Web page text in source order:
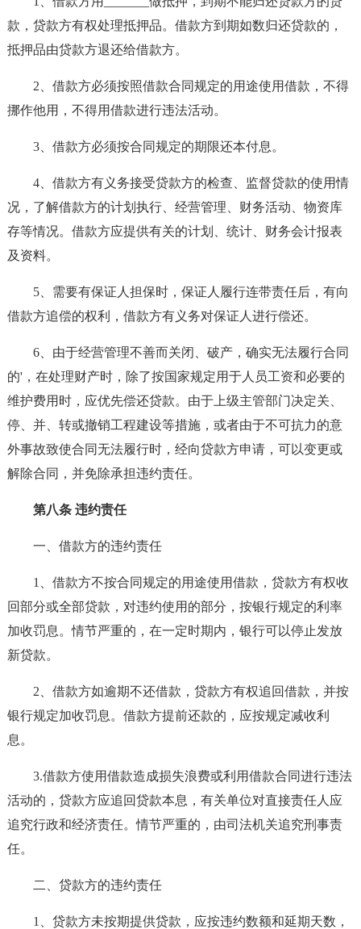
款，贷款方有权处理抵押品。借款方到期如数归还贷款的，
抵押品由贷款方退还给借款方。
2、借款方必须按照借款合同规定的用途使用借款，不得
挪作他用，不得用借款进行违法活动。
3、借款方必须按合同规定的期限还本付息。
4、借款方有义务接受贷款方的检查、监督贷款的使用情
况，了解借款方的计划执行、经营管理、财务活动、物资库
存等情况。借款方应提供有关的计划、统计、财务会计报表
及资料。
5、需要有保证人担保时，保证人履行连带责任后，有向
借款方追偿的权利，借款方有义务对保证人进行偿还。
6、由于经营管理不善而关闭、破产，确实无法履行合同
的'，在处理财产时，除了按国家规定用于人员工资和必要的
维护费用时，应优先偿还贷款。由于上级主管部门决定关、
停、并、转或撤销工程建设等措施，或者由于不可抗力的意
外事故致使合同无法履行时，经向贷款方申请，可以变更或
解除合同，并免除承担违约责任。
第八条 违约责任
一、借款方的违约责任
1、借款方不按合同规定的用途使用借款，贷款方有权收
回部分或全部贷款，对违约使用的部分，按银行规定的利率
加收罚息。情节严重的，在一定时期内，银行可以停止发放
新贷款。
2、借款方如逾期不还借款，贷款方有权追回借款，并按
银行规定加收罚息。借款方提前还款的，应按规定减收利
息。
3.借款方使用借款造成损失浪费或利用借款合同进行违法
活动的，贷款方应追回贷款本息，有关单位对直接责任人应
追究行政和经济责任。情节严重的，由司法机关追究刑事责
任。
二、贷款方的违约责任
1、贷款方未按期提供贷款，应按违约数额和延期天数，